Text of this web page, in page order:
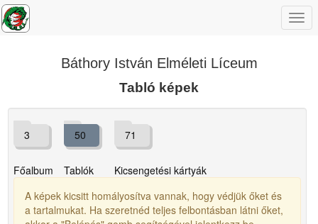
Báthory István Elméleti Líceum
Tabló képek
3
Főalbum
50
Tablók
71
Kicsengetési kártyák
A képek kicsitt homályosítva vannak, hogy védjük őket és
a tartalmukat. Ha szeretnéd teljes felbontásban látni őket,